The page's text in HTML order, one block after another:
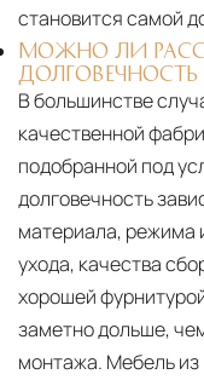
становится самой
МОЖНО ЛИ
В большинстве
качественной
подобранной под
долговечность
материала, режима
ухода, качества
хорошей
заметно дольше,
монтажа. Мебель